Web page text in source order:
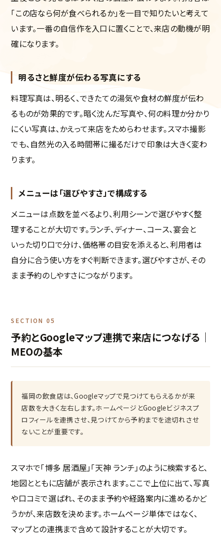
「この店なら何が食べられるか」を一目で知りたいと考えて
います。一番の自信作を入口に置くことで、来店の動機が明
確になります。
明るさと鮮度が伝わる写真にする
料理写真は、明るく、できたての湯気や食材の鮮度が伝わ
るものが効果的です。暗く沈んだ写真や、何の料理か分かり
にくい写真は、かえって来店をためらわせます。スマホ撮影
でも、自然光の入る時間帯に撮るだけで印象は大きく変わ
ります。
メニューは「選びやすさ」で構成する
メニューは点数を並べるより、利用シーンで選びやすく整
理することが大切です。ランチ、ディナー、コース、宴会と
いった切り口で分け、価格帯の目安を添えると、利用者は
自分に合う使い方をすぐ判断できます。選びやすさが、その
まま予約のしやすさにつながります。
SECTION 05
予約とGoogleマップ連携で来店につなげる｜
MEOの基本
福岡の飲食店は、Googleマップで見つけてもらえるかが来
店数を大きく左右します。ホームページとGoogleビジネスプ
ロフィールを連携させ、見つけてから予約までを途切れさせ
ないことが重要です。
スマホで「博多 居酒屋」「天神 ランチ」のように検索すると、
地図とともに店舗が表示されます。ここで上位に出て、写真
や口コミで選ばれ、そのまま予約や経路案内に進めるかど
うかが、来店数を決めます。ホームページ単体ではなく、
マップとの連携まで含めて設計することが大切です。